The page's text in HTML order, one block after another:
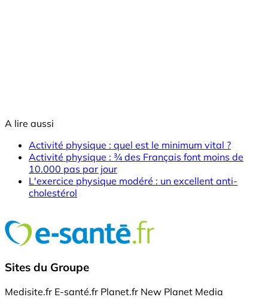
A lire aussi
Activité physique : quel est le minimum vital ?
Activité physique : ¾ des Français font moins de
10.000 pas par jour
L'exercice physique modéré : un excellent anti-
cholestérol
Sites du Groupe
Medisite.fr E-santé.fr Planet.fr New Planet Media